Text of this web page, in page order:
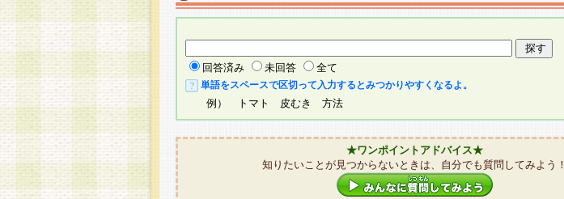
回答済み 未回答 全て
単語をスペースで区切って入力するとみつかりやすくなるよ。
例） トマト 皮むき 方法
★ワンポイントアドバイス★
知りたいことが見つからないときは、自分でも質問してみよう！